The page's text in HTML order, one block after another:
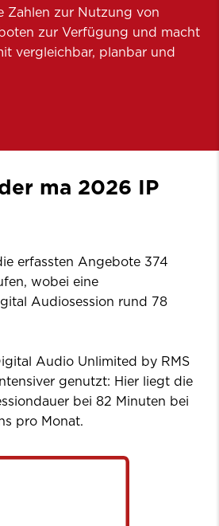
Zahlen zur Nutzung von
zur Verfügung und macht
vergleichbar, planbar und
ma 2026 IP
erfassten Angebote 374
wobei eine
Audiosession rund 78
Audio Unlimited by RMS
genutzt: Hier liegt die
bei 82 Minuten bei
pro Monat.